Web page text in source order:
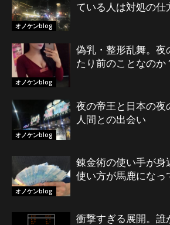
オノケンblog
ている人は対処の仕
オノケンblog
偽乳・整形乱舞。夜
たり前のことなのか
オノケンblog
夜の帝王と日本の夜
人間との出会い
オノケンblog
錬金術の使い手が身
使い方が馬鹿になっ
衝撃すぎる展開。誰